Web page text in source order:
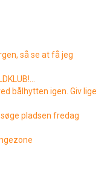
så se at få jeg
bålhytten igen. Giv lige
pladsen fredag